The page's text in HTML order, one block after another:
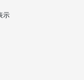
示